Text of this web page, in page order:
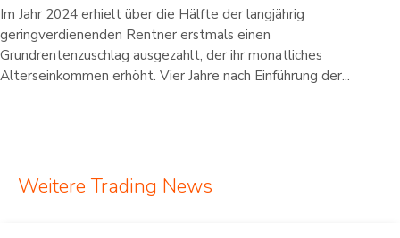
Im Jahr 2024 erhielt über die Hälfte der langjährig
geringverdienenden Rentner erstmals einen
Grundrentenzuschlag ausgezahlt, der ihr monatliches
Alterseinkommen erhöht. Vier Jahre nach Einführung der...
Weitere Trading News